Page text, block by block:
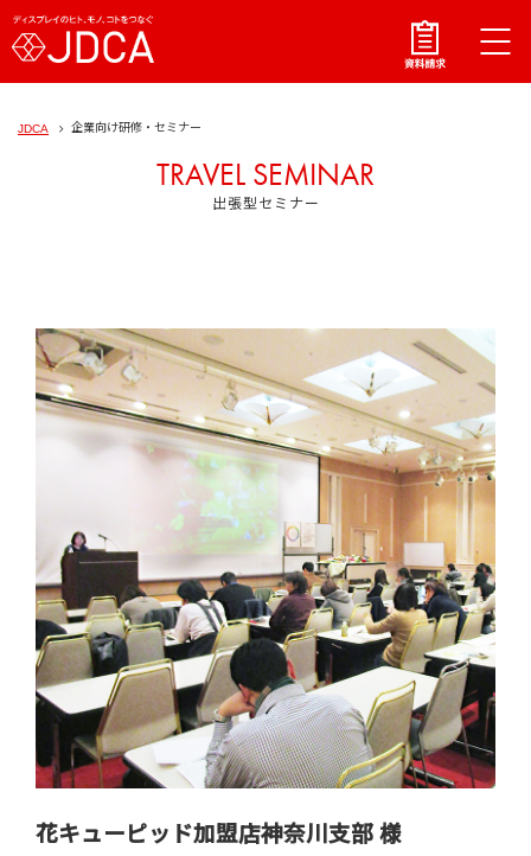
JDCA 企業向け研修・セミナー
TRAVEL SEMINAR
出張型セミナー
花キューピッド加盟店神奈川支部 様